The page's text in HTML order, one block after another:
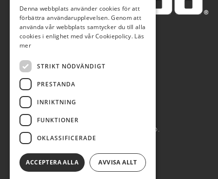
AUTOBLÅ AB 2026. ALL RIGHTS RESERVED.
POWERED BY EMPORI CMS
Denna webbplats använder cookies för att
förbättra användarupplevelsen. Genom att
använda vår webbplats samtycker du till alla
cookies i enlighet med vår Cookiepolicy. Läs
mer
STRIKT NÖDVÄNDIGT
PRESTANDA
INRIKTNING
FUNKTIONER
OKLASSIFICERADE
ACCEPTERA ALLA AVVISA ALLT